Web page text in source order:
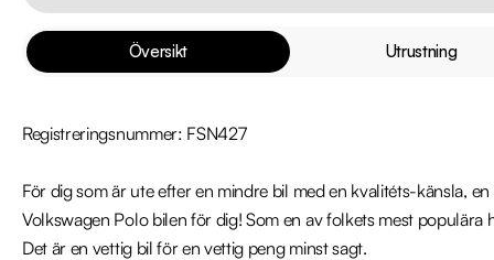
Översikt Utrustning
Registreringsnummer: FSN427
För dig som är ute efter en mindre bil med en kvalitéts-känsla,
Volkswagen Polo bilen för dig! Som en av folkets mest
Det är en vettig bil för en vettig peng minst sagt.